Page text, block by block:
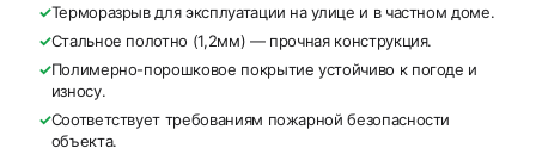
✓Терморазрыв для эксплуатации на улице и в частном доме.
✓Стальное полотно (1,2мм) — прочная конструкция.
✓Полимерно-порошковое покрытие устойчиво к погоде и
износу.
✓Соответствует требованиям пожарной безопасности
объекта.